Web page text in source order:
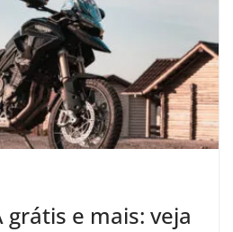
grátis e mais: veja